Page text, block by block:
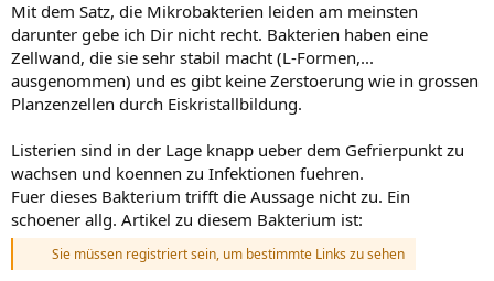
In Deutschland sind z.B. ganz andere Grundvorraussetzungen in
generellen aufklärenden Kursen ,sei es für erste Hilfe oder
abschleppen für alle Autofahrer eine Pflichtaufgabe ....hier eben
nicht ....z.B. erste Hilfe ..bei Unfall ..kenn hier auch keiner, und wer
hat hier schon einen erste Hilfekasten im Auto ....geschweige den
den Kurs gemacht ....das kann dann auch eher gefährlich sein,wenn
Ich stelle mir nur mal zwei rüstige entschlossene Maria's vor ,die ein
Auto abschleppen wollen und vielleicht ihre Winterschale's
zusammenknüpfen und dann vielleicht noch den Berg rauf und ich
komme gerade hinterher in der Kurve ....nee,nee,sorry ... lach...aber
das ist vielleicht ganz gut, wenn die das so zum Gesetz gemacht
haben ,bis die nächste Generation kommt,die mit logischen Denken
besser folgen kann.... :
Mit dem Satz, die Mikrobakterien leiden am meinsten
darunter gebe ich Dir nicht recht. Bakterien haben eine
Zellwand, die sie sehr stabil macht (L-Formen,...
ausgenommen) und es gibt keine Zerstoerung wie in grossen
Planzenzellen durch Eiskristallbildung.
Listerien sind in der Lage knapp ueber dem Gefrierpunkt zu
wachsen und koennen zu Infektionen fuehren.
Fuer dieses Bakterium trifft die Aussage nicht zu. Ein
schoener allg. Artikel zu diesem Bakterium ist:
Sie müssen registriert sein, um bestimmte Links zu sehen